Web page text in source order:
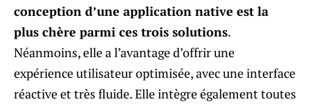
conception d’une application native est la
plus chère parmi ces trois solutions.
Néanmoins, elle a l’avantage d’offrir une
expérience utilisateur optimisée, avec une interface
réactive et très fluide. Elle intègre également toutes